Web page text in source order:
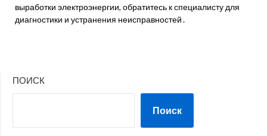
выработки электроэнергии, обратитесь к специалисту для
диагностики и устранения неисправностей․
ПОИСК
Поиск